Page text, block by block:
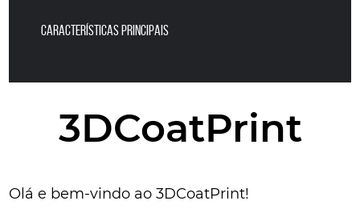
Características principais
3DCoatPrint
Olá e bem-vindo ao 3DCoatPrint!